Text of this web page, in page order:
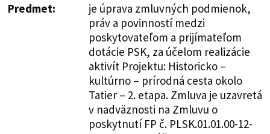
Predmet:
je úprava zmluvných podmienok,
práv a povinností medzi
poskytovateľom a prijímateľom
dotácie PSK, za účelom realizácie
aktivít Projektu: Historicko –
kultúrno – prírodná cesta okolo
Tatier – 2. etapa. Zmluva je uzavretá
v nadväznosti na Zmluvu o
poskytnutí FP č. PLSK.01.01.00-12-